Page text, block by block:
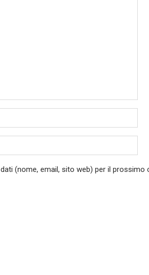
(nome, email, sito web) per il prossimo